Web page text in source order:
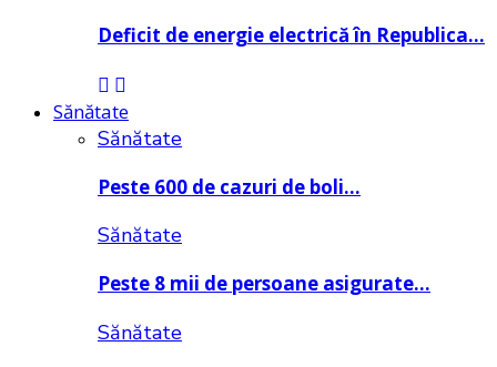
Deficit de energie electrică în Republica…
Sănătate
Sănătate
Peste 600 de cazuri de boli…
Sănătate
Peste 8 mii de persoane asigurate…
Sănătate